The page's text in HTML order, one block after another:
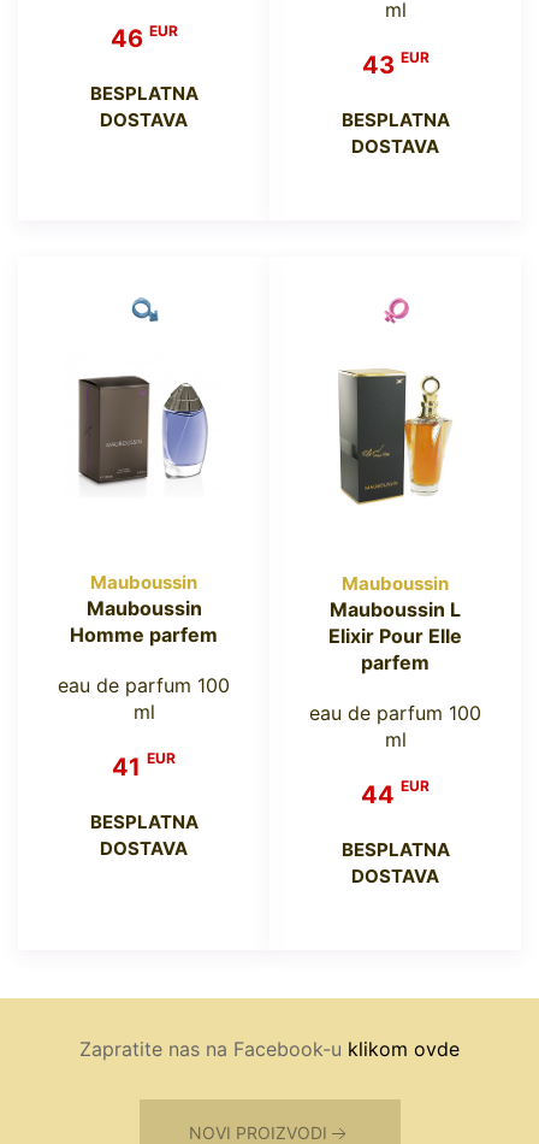
46 EUR
BESPLATNA
DOSTAVA
ml
43 EUR
BESPLATNA
DOSTAVA
Mauboussin
Mauboussin
Homme parfem
eau de parfum 100
ml
41 EUR
BESPLATNA
DOSTAVA
Mauboussin
Mauboussin L
Elixir Pour Elle
parfem
eau de parfum 100
ml
44 EUR
BESPLATNA
DOSTAVA
Zapratite nas na Facebook-u klikom ovde
NOVI PROIZVODI